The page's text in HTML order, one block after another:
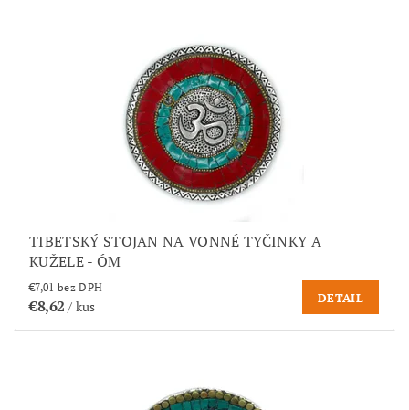
TIBETSKÝ STOJAN NA VONNÉ TYČINKY A
KUŽELE - ÓM
€7,01 bez DPH
€8,62/ kus
DETAIL